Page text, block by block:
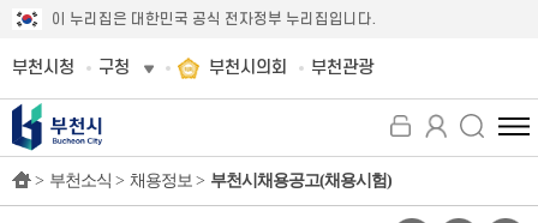
이 누리집은 대한민국 공식 전자정부 누리집입니다.
부천시청 구청 부천시의회 부천관광
전
체
뉴
> 부천소식 > 채용정보 > 부천시채용공고(채용시험)